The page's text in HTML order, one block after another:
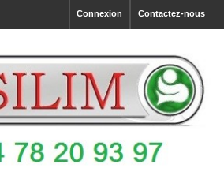
Contactez-nous
Connexion